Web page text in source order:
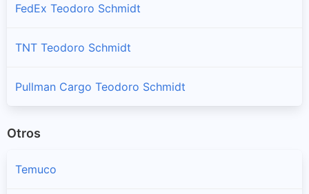
FedEx Teodoro Schmidt
TNT Teodoro Schmidt
Pullman Cargo Teodoro Schmidt
Otros
Temuco